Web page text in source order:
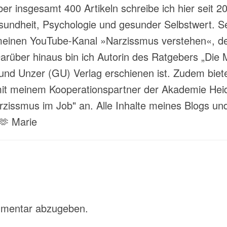
insgesamt 400 Artikeln schreibe ich hier seit
Psychologie und gesunder Selbstwert.
YouTube-Kanal »Narzissmus verstehen«,
hinaus bin ich Autorin des Ratgebers „Die
Unzer (GU) Verlag erschienen ist. Zudem
meinem Kooperationspartner der Akademie
im Job" an. Alle Inhalte meines Blogs
Marie
abzugeben.